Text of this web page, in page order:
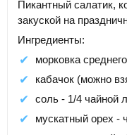
Пикантный салатик,
закуской на
Ингредиенты:
морковка
кабачок (можно
соль - 1/4 чайной
мускатный орех -